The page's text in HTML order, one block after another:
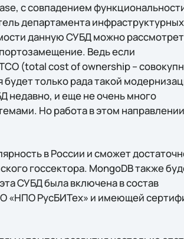
с совпадением
департамента инфраструктурных
данную СУБД можно
Ведь если
(total cost of ownership –
только рада такой
недавно, и еще не очень много
Но работа в этом направлении
в России и сможет
госсектора. MongoDB также
СУБД была включена в состав
«НПО РусБИТех» и имеющей